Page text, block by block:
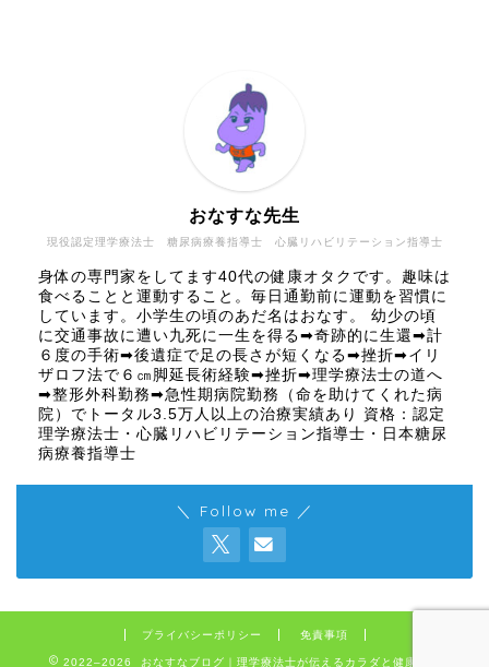
現役認定理学療法士 糖尿病療養指導士 心臓リハビリテーション指導士
おなすな先生
身体の専門家をしてます40代の健康オタクです。趣味は
食べることと運動すること。毎日通勤前に運動を習慣に
しています。小学生の頃のあだ名はおなす。 幼少の頃
に交通事故に遭い九死に一生を得る➡奇跡的に生還➡計
６度の手術➡後遺症で足の長さが短くなる➡挫折➡イリ
ザロフ法で６㎝脚延長術経験➡挫折➡理学療法士の道へ
➡整形外科勤務➡急性期病院勤務（命を助けてくれた病
院）でトータル3.5万人以上の治療実績あり 資格：認定
理学療法士・心臓リハビリテーション指導士・日本糖尿
病療養指導士
＼ Follow me ／
プライバシーポリシー 免責事項
2022–2026 おなすなブログ｜理学療法士が伝えるカラダと健康の話